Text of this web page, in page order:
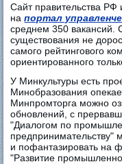
Сайт правительства РФ
напортал
среднем 350 вакансий.
существования не
самого рейтингового
ориентированного
У Минкультуры есть
Минобразования
Минпромторга можно
обновлений, с
"Диалогом по
предпринимательству"
и пофантазировать на
"Развитие